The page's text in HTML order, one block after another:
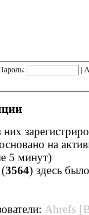
|
них
на
5 минут)
3564) здесь
Ahrefs